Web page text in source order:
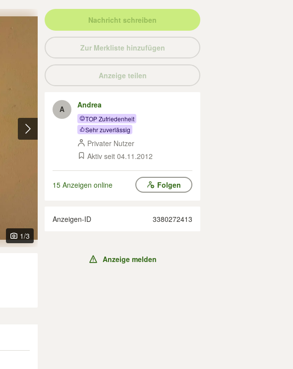
1/3
Nachricht schreiben
Zur Merkliste hinzufügen
Anzeige teilen
A Andrea
TOP Zufriedenheit
Sehr zuverlässig
Privater Nutzer
Aktiv seit 04.11.2012
15 Anzeigen online Folgen
Anzeigen-ID 3380272413
Anzeige melden